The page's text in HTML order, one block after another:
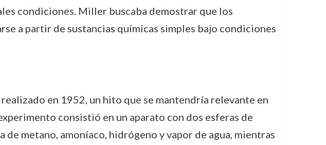
condiciones. Miller buscaba demostrar que los
a partir de sustancias químicas simples bajo condiciones
en 1952, un hito que se mantendría relevante en
consistió en un aparato con dos esferas de
metano, amoníaco, hidrógeno y vapor de agua, mientras